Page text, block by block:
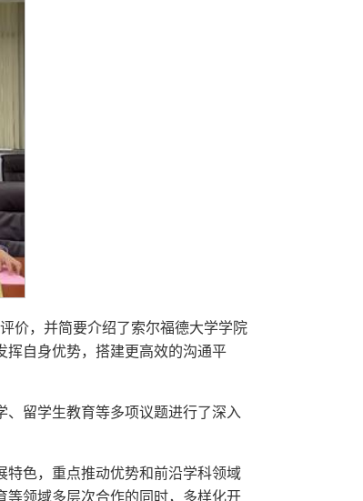
价，并简要介绍了索尔福德大学学院
挥自身优势，搭建更高效的沟通平
留学生教育等多项议题进行了深入
特色，重点推动优势和前沿学科领域
等领域多层次合作的同时，多样化开